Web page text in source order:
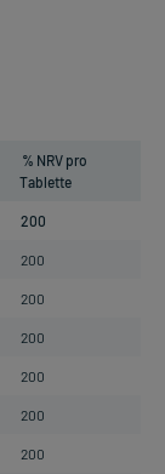
% NRV pro
Tablette
200
200
200
200
200
200
200